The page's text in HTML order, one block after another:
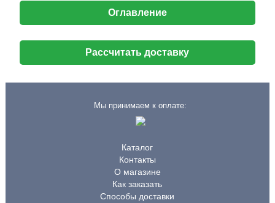
Оглавление
Рассчитать доставку
Мы принимаем к оплате:
Каталог
Контакты
О магазине
Как заказать
Способы доставки